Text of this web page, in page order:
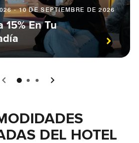
- 10 DE SEPTIEMBRE DE 2026
15% En Tu
0 1 2
DEL HOTEL